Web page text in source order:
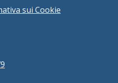
sui Cookie